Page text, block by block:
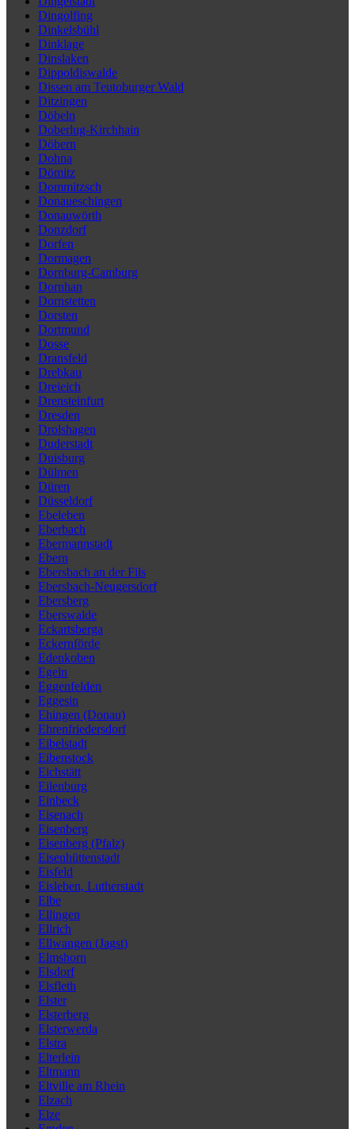
Dingolfing
Dinkelsbühl
Dinklage
Dinslaken
Dippoldiswalde
Dissen am Teutoburger Wald
Ditzingen
Döbeln
Doberlug-Kirchhain
Döbern
Dohna
Dömitz
Dommitzsch
Donaueschingen
Donauwörth
Donzdorf
Dorfen
Dormagen
Dornburg-Camburg
Dornhan
Dornstetten
Dorsten
Dortmund
Dosse
Dransfeld
Drebkau
Dreieich
Drensteinfurt
Dresden
Drolshagen
Duderstadt
Duisburg
Dülmen
Düren
Düsseldorf
Ebeleben
Eberbach
Ebermannstadt
Ebern
Ebersbach an der Fils
Ebersbach-Neugersdorf
Ebersberg
Eberswalde
Eckartsberga
Eckernförde
Edenkoben
Egeln
Eggenfelden
Eggesin
Ehingen (Donau)
Ehrenfriedersdorf
Eibelstadt
Eibenstock
Eichstätt
Eilenburg
Einbeck
Eisenach
Eisenberg
Eisenberg (Pfalz)
Eisenhüttenstadt
Eisfeld
Eisleben, Lutherstadt
Elbe
Ellingen
Ellrich
Ellwangen (Jagst)
Elmshorn
Elsdorf
Elsfleth
Elster
Elsterberg
Elsterwerda
Elstra
Elterlein
Eltmann
Eltville am Rhein
Elzach
Elze